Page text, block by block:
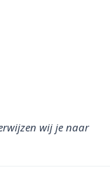
wij je naar